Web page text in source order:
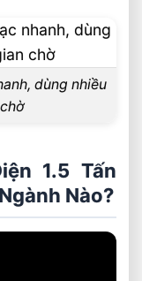
dùng nhiều
1.5 Tấn
Nào?